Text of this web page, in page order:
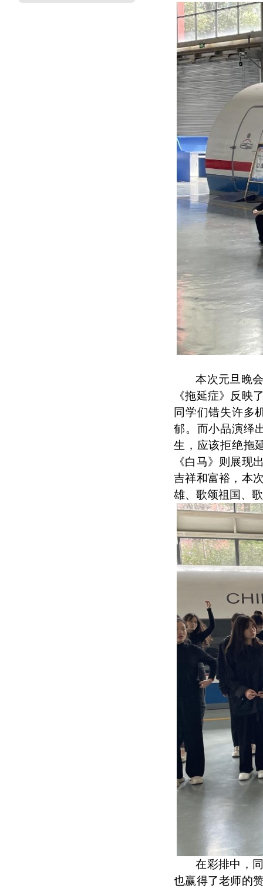
本次元旦晚
《拖延症》反映
同学们错失许多
郁。而小品演绎
生，应该拒绝拖
《白马》则展现
吉祥和富裕，本
雄、歌颂祖国、
在彩排中，
也赢得了老师的